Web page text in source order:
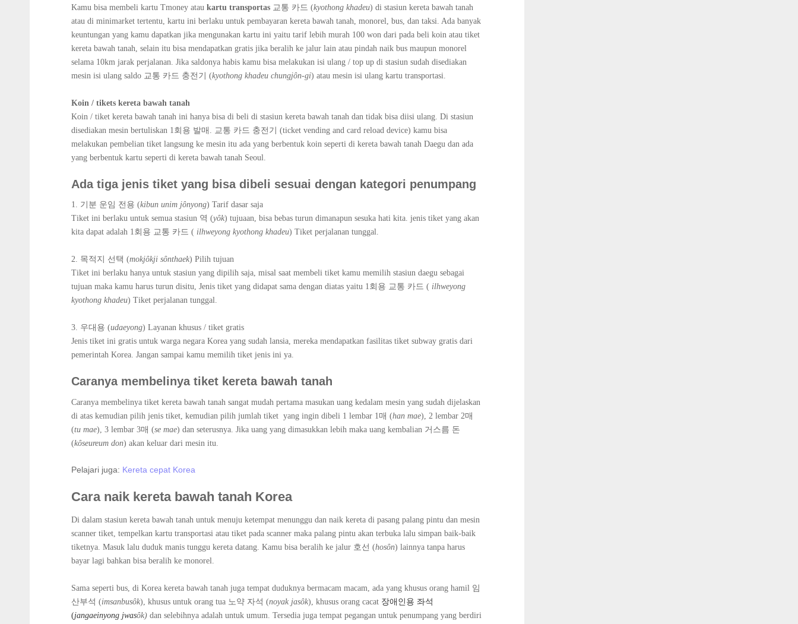
Kamu bisa membeli kartu Tmoney atau kartu transportas 교통 카드 (kyothong khadeu) di stasiun kereta bawah tanah
atau di minimarket tertentu, kartu ini berlaku untuk pembayaran kereta bawah tanah, monorel, bus, dan taksi. Ada banyak
keuntungan yang kamu dapatkan jika mengunakan kartu ini yaitu tarif lebih murah 100 won dari pada beli koin atau tiket
kereta bawah tanah, selain itu bisa mendapatkan gratis jika beralih ke jalur lain atau pindah naik bus maupun monorel
selama 10km jarak perjalanan. Jika saldonya habis kamu bisa melakukan isi ulang / top up di stasiun sudah disediakan
mesin isi ulang saldo 교통 카드 충전기 (kyothong khadeu chungjȏn-gi) atau mesin isi ulang kartu transportasi.
Koin / tikets kereta bawah tanah
Koin / tiket kereta bawah tanah ini hanya bisa di beli di stasiun kereta bawah tanah dan tidak bisa diisi ulang. Di stasiun
disediakan mesin bertuliskan 1회용 발매. 교통 카드 충전기 (ticket vending and card reload device) kamu bisa
melakukan pembelian tiket langsung ke mesin itu ada yang berbentuk koin seperti di kereta bawah tanah Daegu dan ada
yang berbentuk kartu seperti di kereta bawah tanah Seoul.
Ada tiga jenis tiket yang bisa dibeli sesuai dengan kategori penumpang
1. 기분 운임 전용 (kibun unim jȏnyong) Tarif dasar saja
Tiket ini berlaku untuk semua stasiun 역 (yȏk) tujuaan, bisa bebas turun dimanapun sesuka hati kita. jenis tiket yang akan
kita dapat adalah 1회용 교통 카드 ( ilhweyong kyothong khadeu) Tiket perjalanan tunggal.
2. 목적지 선택 (mokjȏkji sȏnthaek) Pilih tujuan
Tiket ini berlaku hanya untuk stasiun yang dipilih saja, misal saat membeli tiket kamu memilih stasiun daegu sebagai
tujuan maka kamu harus turun disitu, Jenis tiket yang didapat sama dengan diatas yaitu 1회용 교통 카드 ( ilhweyong
kyothong khadeu) Tiket perjalanan tunggal.
3. 우대용 (udaeyong) Layanan khusus / tiket gratis
Jenis tiket ini gratis untuk warga negara Korea yang sudah lansia, mereka mendapatkan fasilitas tiket subway gratis dari
pemerintah Korea. Jangan sampai kamu memilih tiket jenis ini ya.
Caranya membelinya tiket kereta bawah tanah
Caranya membelinya tiket kereta bawah tanah sangat mudah pertama masukan uang kedalam mesin yang sudah dijelaskan
di atas kemudian pilih jenis tiket, kemudian pilih jumlah tiket yang ingin dibeli 1 lembar 1매 (han mae), 2 lembar 2매
(tu mae), 3 lembar 3매 (se mae) dan seterusnya. Jika uang yang dimasukkan lebih maka uang kembalian 거스름 돈
(kȏseureum don) akan keluar dari mesin itu.
Pelajari juga: Kereta cepat Korea
Cara naik kereta bawah tanah Korea
Di dalam stasiun kereta bawah tanah untuk menuju ketempat menunggu dan naik kereta di pasang palang pintu dan mesin
scanner tiket, tempelkan kartu transportasi atau tiket pada scanner maka palang pintu akan terbuka lalu simpan baik-baik
tiketnya. Masuk lalu duduk manis tunggu kereta datang. Kamu bisa beralih ke jalur 호선 (hosȏn) lainnya tanpa harus
bayar lagi bahkan bisa beralih ke monorel.
Sama seperti bus, di Korea kereta bawah tanah juga tempat duduknya bermacam macam, ada yang khusus orang hamil 임
산부석 (imsanbusȏk) , khusus untuk orang tua 노약 자석 (noyak jasȏk), khusus orang cacat 장애인용 좌석
(jangaeinyong jwasȏk) dan selebihnya adalah untuk umum. Tersedia juga tempat pegangan untuk penumpang yang berdiri